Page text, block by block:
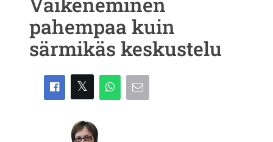
pahempaa kuin
särmikäs keskustelu